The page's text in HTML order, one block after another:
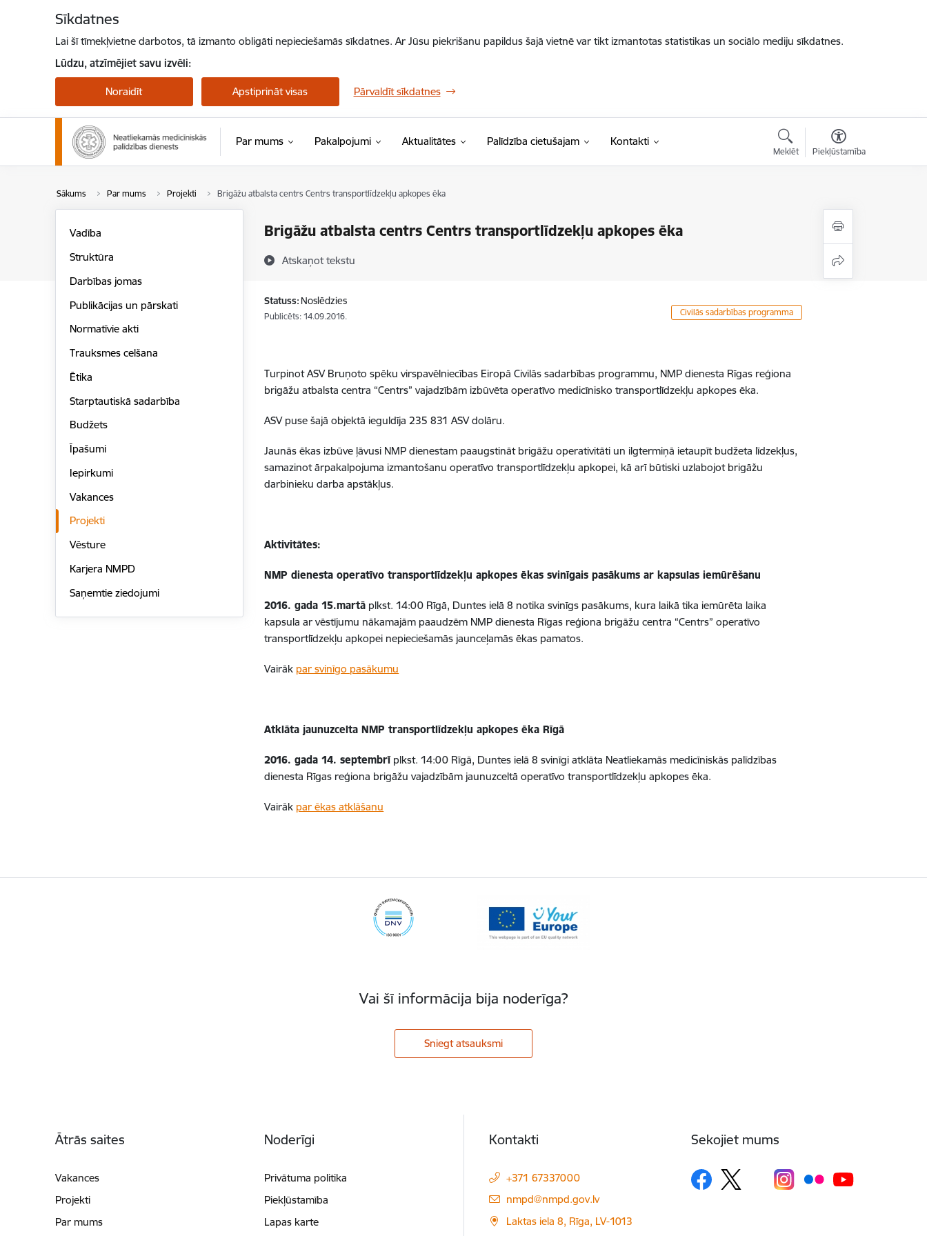
Sīkdatnes
Lai šī tīmekļvietne darbotos, tā izmanto obligāti nepieciešamās sīkdatnes. Ar Jūsu piekrišanu papildus šajā vietnē var tikt izmantotas statistikas un sociālo mediju sīkdatnes.
Lūdzu, atzīmējiet savu izvēli:
Noraidīt Apstiprināt visas Pārvaldīt sīkdatnes
Par mums Pakalpojumi Aktualitātes Palīdzība cietušajam Kontakti
Meklēt Piekļūstamība
Sākums Par mums Projekti Brigāžu atbalsta centrs Centrs transportlīdzekļu apkopes ēka
Brigāžu atbalsta centrs Centrs transportlīdzekļu apkopes ēka
Atskaņot tekstu
Vadība
Struktūra
Darbības jomas
Publikācijas un pārskati
Normatīvie akti
Trauksmes celšana
Ētika
Starptautiskā sadarbība
Budžets
Īpašumi
Iepirkumi
Vakances
Projekti
Vēsture
Karjera NMPD
Saņemtie ziedojumi
Statuss: Noslēdzies
Publicēts: 14.09.2016. Civilās sadarbības programma
Turpinot ASV Bruņoto spēku virspavēlniecības Eiropā Civilās sadarbības programmu, NMP dienesta Rīgas reģiona
brigāžu atbalsta centra “Centrs” vajadzībām izbūvēta operatīvo medicīnisko transportlīdzekļu apkopes ēka.
ASV puse šajā objektā ieguldīja 235 831 ASV dolāru.
Jaunās ēkas izbūve ļāvusi NMP dienestam paaugstināt brigāžu operativitāti un ilgtermiņā ietaupīt budžeta līdzekļus,
samazinot ārpakalpojuma izmantošanu operatīvo transportlīdzekļu apkopei, kā arī būtiski uzlabojot brigāžu
darbinieku darba apstākļus.
Aktivitātes:
NMP dienesta operatīvo transportlīdzekļu apkopes ēkas svinīgais pasākums ar kapsulas iemūrēšanu
2016. gada 15.martā plkst. 14:00 Rīgā, Duntes ielā 8 notika svinīgs pasākums, kura laikā tika iemūrēta laika
kapsula ar vēstījumu nākamajām paaudzēm NMP dienesta Rīgas reģiona brigāžu centra “Centrs” operatīvo
transportlīdzekļu apkopei nepieciešamās jaunceļamās ēkas pamatos.
Vairāk par svinīgo pasākumu
Atklāta jaunuzceltaNMP transportlīdzekļu apkopes ēka Rīgā
2016. gada 14. septembrīplkst. 14:00 Rīgā, Duntes ielā 8 svinīgi atklāta Neatliekamās medicīniskās palīdzības
dienesta Rīgas reģiona brigāžu vajadzībām jaunuzceltā operatīvo transportlīdzekļu apkopes ēka.
Vairāk par ēkas atklāšanu
Vai šī informācija bija noderīga?
Sniegt atsauksmi
Ātrās saites
Vakances
Projekti
Par mums
Noderīgi
Privātuma politika
Piekļūstamība
Lapas karte
Kontakti
+371 67337000
E-pasts:
nmpd@nmpd.gov.lv
Laktas iela 8, Rīga, LV-1013
Sekojiet mums